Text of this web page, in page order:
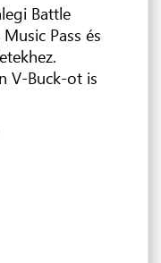
Battle
Music Pass és
V-Buck-ot is